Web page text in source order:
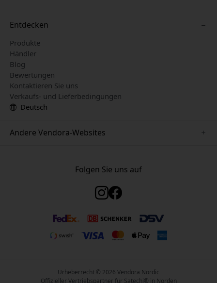
Entdecken
Produkte
Händler
Blog
Bewertungen
Kontaktieren Sie uns
Verkaufs- und Lieferbedingungen
Deutsch
Andere Vendora-Websites
www.pipetto.se
Folgen Sie uns auf
Urheberrecht © 2026 Vendora Nordic
Offizieller Vertriebspartner für Satechi® in Norden